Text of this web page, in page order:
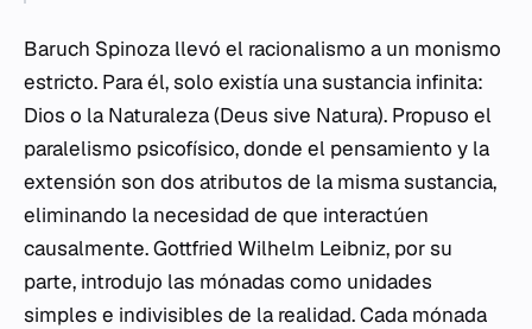
Baruch Spinoza llevó el racionalismo a un monismo
estricto. Para él, solo existía una sustancia infinita:
Dios o la Naturaleza (Deus sive Natura). Propuso el
paralelismo psicofísico, donde el pensamiento y la
extensión son dos atributos de la misma sustancia,
eliminando la necesidad de que interactúen
causalmente. Gottfried Wilhelm Leibniz, por su
parte, introdujo las mónadas como unidades
simples e indivisibles de la realidad. Cada mónada